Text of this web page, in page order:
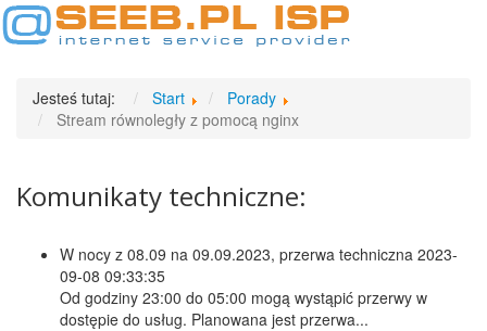
Jesteś tutaj: Start
Porady
Stream równoległy z pomocą nginx
Komunikaty techniczne:
W nocy z 08.09 na 09.09.2023, przerwa techniczna 2023-
09-08 09:33:35
Od godziny 23:00 do 05:00 mogą wystąpić przerwy w
dostępie do usług. Planowana jest przerwa...